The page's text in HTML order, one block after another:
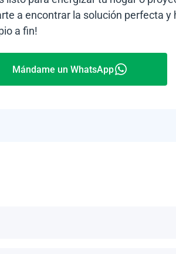
a encontrar la solución perfecta y
a fin!
Mándame un WhatsApp